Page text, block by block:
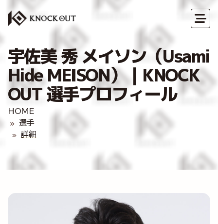
宇佐美 秀 メイソン（Usami
Hide MEISON）｜KNOCK
OUT 選手プロフィール
HOME
選手
詳細